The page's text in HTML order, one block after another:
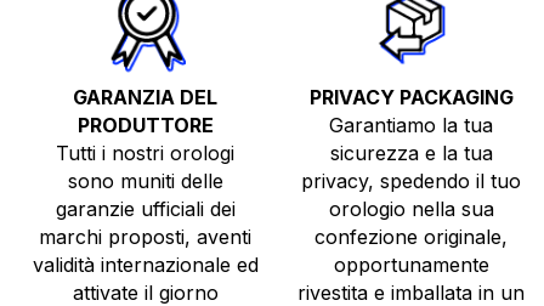
TUTTI GLI OROLOGI
NUOVI
GARANZIA DEL
PRODUTTORE
Tutti i nostri orologi
sono muniti delle
garanzie ufficiali dei
marchi proposti, aventi
validità internazionale ed
attivate il giorno
PRIVACY PACKAGING
Garantiamo la tua
sicurezza e la tua
privacy, spedendo il tuo
orologio nella sua
confezione originale,
opportunamente
rivestita e imballata in un